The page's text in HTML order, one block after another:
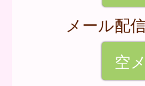
メール配
空